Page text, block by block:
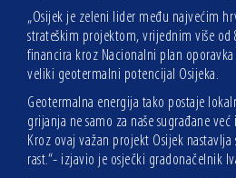
„Osijek je zeleni lider među najvećim
strateškim projektom, vrijednim više od
financira kroz Nacionalni plan
veliki geotermalni potencijal Osijeka.
Geotermalna energija tako postaje
grijanja ne samo za naše sugrađane
Kroz ovaj važan projekt Osijek
rast.“- izjavio je osječki gradonačelnik